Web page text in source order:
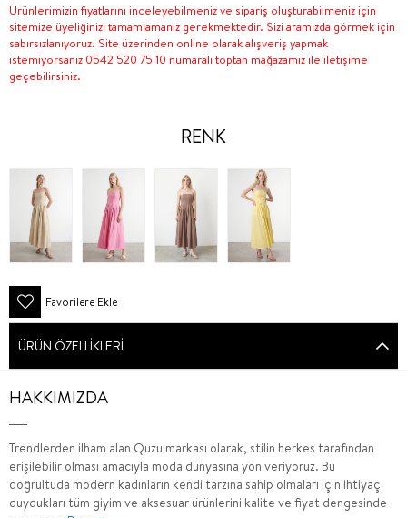
Ürünlerimizin fiyatlarını inceleyebilmeniz ve sipariş oluşturabilmeniz için
sitemize üyeliğinizi tamamlamanız gerekmektedir. Sizi aramızda görmek için
sabırsızlanıyoruz. Site üzerinden online olarak alışveriş yapmak
istemiyorsanız 0542 520 75 10 numaralı toptan mağazamız ile iletişime
geçebilirsiniz.
RENK
Favorilere Ekle
ÜRÜN ÖZELLIKLERI
HAKKIMIZDA
Trendlerden ilham alan Quzu markası olarak, stilin herkes tarafından
erişilebilir olması amacıyla moda dünyasına yön veriyoruz. Bu
doğrultuda modern kadınların kendi tarzına sahip olmaları için ihtiyaç
duydukları tüm giyim ve aksesuar ürünlerini kalite ve fiyat dengesinde